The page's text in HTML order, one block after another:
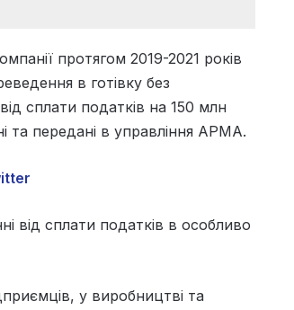
протягом 2019-2021 років
в готівку без
сплати податків на 150 млн
та передані в управління АРМА.
від сплати податків в особливо
у виробництві та